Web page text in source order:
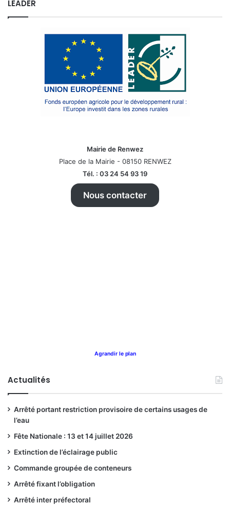
LEADER
Mairie de Renwez
Place de la Mairie - 08150 RENWEZ
Tél. : 03 24 54 93 19
Nous contacter
Agrandir le plan
Actualités
Arrêté portant restriction provisoire de certains usages de
l’eau
Fête Nationale : 13 et 14 juillet 2026
Extinction de l’éclairage public
Commande groupée de conteneurs
Arrêté fixant l’obligation
Arrêté inter préfectoral